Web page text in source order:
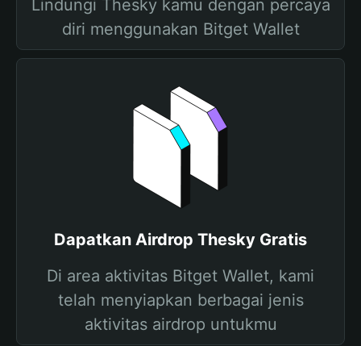
Lindungi Thesky kamu dengan percaya
diri menggunakan Bitget Wallet
Dapatkan Airdrop Thesky Gratis
Di area aktivitas Bitget Wallet, kami
telah menyiapkan berbagai jenis
aktivitas airdrop untukmu